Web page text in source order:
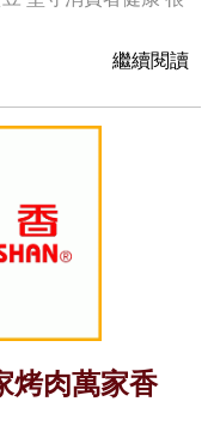
繼續閱讀
烤肉萬家香